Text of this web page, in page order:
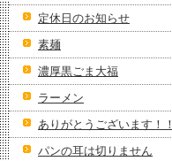
定休日のお知らせ
素麺
濃厚黒ごま大福
ラーメン
ありがとうございます！！
パンの耳は切りません